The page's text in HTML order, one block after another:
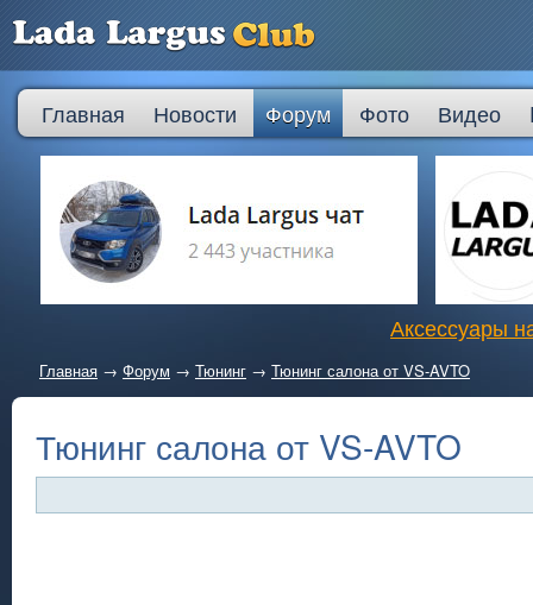
Главная Новости Форум Фото Видео
Аксессуары
Главная → Форум → Тюнинг → Тюнинг салона от VS-AVTO
Тюнинг салона от VS-AVTO